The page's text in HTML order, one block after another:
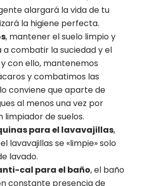
alargará la vida de tu
la higiene perfecta.
, mantener el suelo limpio y
a combatir la suciedad y el
con ello, mantenemos
y combatimos las
conviene que aparte de
al menos una vez por
limpiador de suelos.
para el lavavajillas,
lavavajillas se «limpie» solo
lavado.
cal para el baño, el baño
constante presencia de